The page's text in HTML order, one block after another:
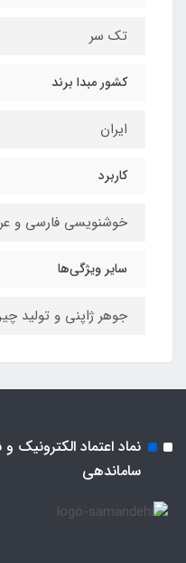
تک سر
کشور مبدا برند
ایران
کاربرد
خوشنویسی فارسی و
سایر ویژگی‌ها
جوهر ژاپنی و تولید
نماد اعتماد الکترونیک و
ساماندهی